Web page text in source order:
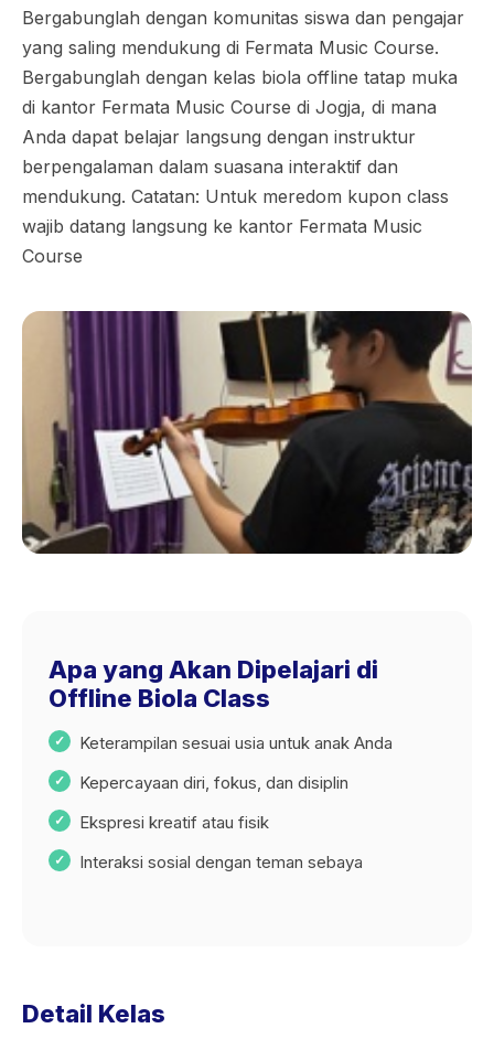
Bergabunglah dengan komunitas siswa dan pengajar
yang saling mendukung di Fermata Music Course.
Bergabunglah dengan kelas biola offline tatap muka
di kantor Fermata Music Course di Jogja, di mana
Anda dapat belajar langsung dengan instruktur
berpengalaman dalam suasana interaktif dan
mendukung. Catatan: Untuk meredom kupon class
wajib datang langsung ke kantor Fermata Music
Course
Apa yang Akan Dipelajari di
Offline Biola Class
Keterampilan sesuai usia untuk anak Anda
Kepercayaan diri, fokus, dan disiplin
Ekspresi kreatif atau fisik
Interaksi sosial dengan teman sebaya
Detail Kelas